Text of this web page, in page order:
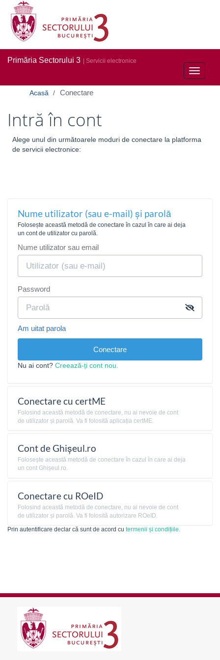
Toggle
Primăria Sectorului 3 | Servicii electronice
Acasă Conectare
Intră în cont
Alege unul din următoarele moduri de conectare la platforma
de servicii electronice:
Nume utilizator (sau e-mail) și parolă
Folosește această metodă de conectare în cazul în care ai deja
un cont de utilizator cu parolă.
Nume utilizator sau email
Password
Am uitat parola
Conectare
Nu ai cont? Creează-ți cont nou.
Conectare cu certME
Folosind această metodă de conectare, nu ai nevoie de cont
de utilizator și parolă. Va fi folosită aplicația certME.
Cont de Ghișeul.ro
Folosește această metodă de conectare în cazul în care ai deja
un cont Ghișeul.ro.
Conectare cu ROeID
Folosind această metodă de conectare, nu ai nevoie de cont
de utilizator și parolă. Va fi folosită autorizare ROeID.
Prin autentificare declar că sunt de acord cu termenii și condițiile.